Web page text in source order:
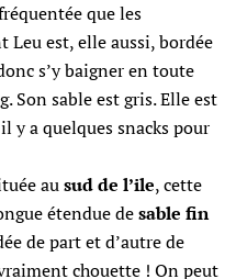
que les
Leu est, elle aussi, bordée
s’y baigner en toute
Son sable est gris. Elle est
y a quelques snacks pour
ausud de l’ile, cette
étendue desable fin
de part et d’autre de
chouette ! On peut